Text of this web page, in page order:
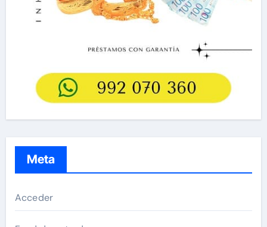
Meta
Acceder